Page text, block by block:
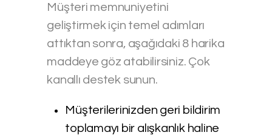
Müşteri memnuniyetini
geliştirmek için temel adımları
attıktan sonra, aşağıdaki 8 harika
maddeye göz atabilirsiniz. Çok
kanallı destek sunun.
Müşterilerinizden geri bildirim
toplamayı bir alışkanlık haline